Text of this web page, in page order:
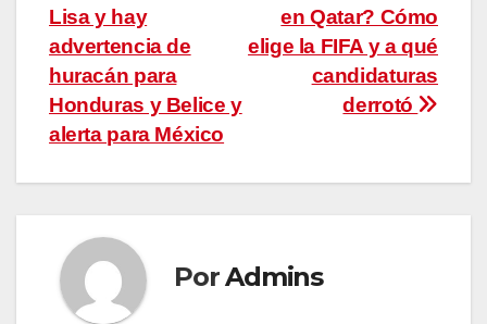
de
entradas
en Qatar? Cómo
elige la FIFA y a qué
candidaturas
derrotó
Lisa y hay
advertencia de
huracán para
Honduras y Belice y
alerta para México
PorAdmins